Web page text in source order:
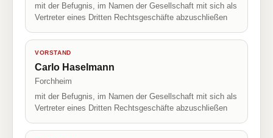
mit der Befugnis, im Namen der Gesellschaft mit sich als
Vertreter eines Dritten Rechtsgeschäfte abzuschließen
VORSTAND
Carlo Haselmann
Forchheim
mit der Befugnis, im Namen der Gesellschaft mit sich als
Vertreter eines Dritten Rechtsgeschäfte abzuschließen